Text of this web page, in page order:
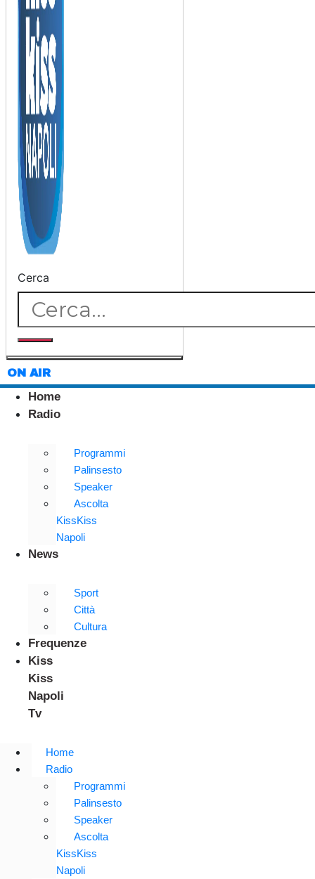
Cerca
ON AIR
Home
Radio
Programmi
Palinsesto
Speaker
Ascolta
KissKiss
Napoli
News
Sport
Città
Cultura
Frequenze
Kiss
Kiss
Napoli
Tv
Home
Radio
Programmi
Palinsesto
Speaker
Ascolta
KissKiss
Napoli